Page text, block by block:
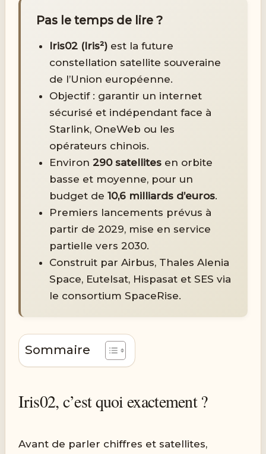
Pas le temps de lire ?
Iris02 (Iris²) est la future
constellation satellite souveraine
de l’Union européenne.
Objectif : garantir un internet
sécurisé et indépendant face à
Starlink, OneWeb ou les
opérateurs chinois.
Environ290 satellites en orbite
basse et moyenne, pour un
budget de10,6 milliards d’euros.
Premiers lancements prévus à
partir de 2029, mise en service
partielle vers 2030.
Construit par Airbus, Thales Alenia
Space, Eutelsat, Hispasat et SES via
le consortium SpaceRise.
Sommaire
Iris02, c’est quoi exactement ?
Avant de parler chiffres et satellites,